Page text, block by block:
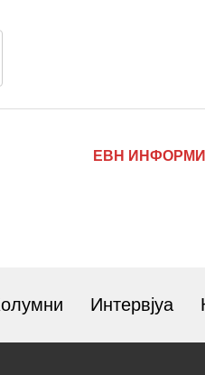
ЕВН
Интервјуа